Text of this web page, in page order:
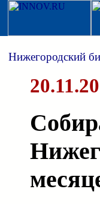
Нижегородский